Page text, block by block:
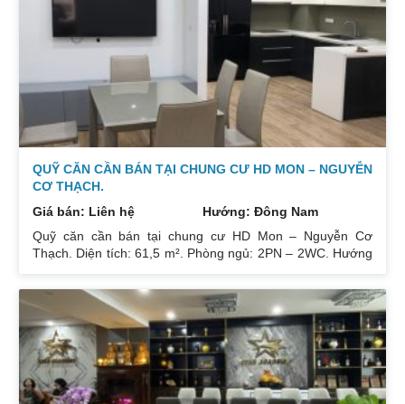
để lại toàn bộ nội thất cao cấp theo phong cách Châu Âu.
Sổ đỏ chính chủ xem nhà 24/24. Liên hệ xem nhà:
0832133366
QUỸ CĂN CẦN BÁN TẠI CHUNG CƯ HD MON – NGUYỄN
CƠ THẠCH.
Giá bán: Liên hệ
Hướng: Đông Nam
Quỹ căn cần bán tại chung cư HD Mon – Nguyễn Cơ
Thạch. Diện tích: 61,5 m². Phòng ngủ: 2PN – 2WC. Hướng
Giá: 3 tỷ. Diện tích: 67 m². Phòng ngủ: 2PN 2WC. Hướng
ban công: Đông Nam. Nội thất: Nhà full đồ đẹp, Có sổ. Giá:
3 tỷ 250. Diện tích: 86 m². Phòng ngủ: 2PN 2WC. Hướng
ban công: Tây tứ trạch. Nội thất: Nhà full đồ. Có sổ. Giá: 4
tỷ.